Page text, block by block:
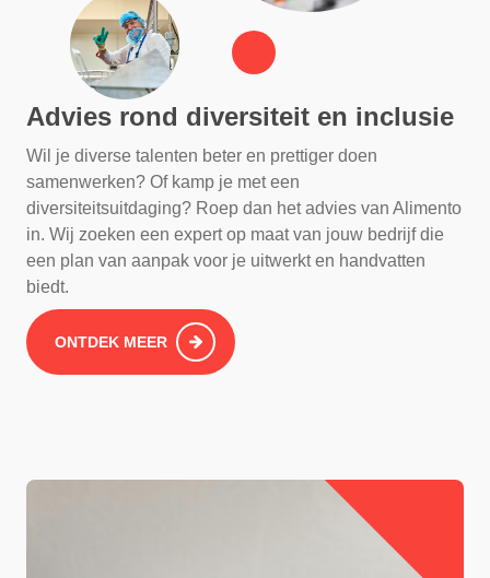
Advies rond diversiteit en inclusie
Wil je diverse talenten beter en prettiger doen
samenwerken? Of kamp je met een
diversiteitsuitdaging? Roep dan het advies van Alimento
in. Wij zoeken een expert op maat van jouw bedrijf die
een plan van aanpak voor je uitwerkt en handvatten
biedt.
ONTDEK MEER